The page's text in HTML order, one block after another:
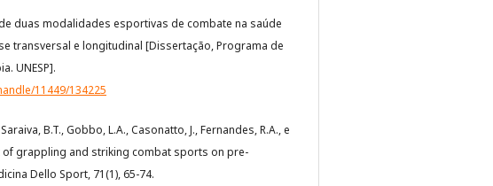
de duas modalidades esportivas de combate na saúde
transversal e longitudinal [Dissertação, Programa de
UNESP].
11449/134225
B.T., Gobbo, L.A., Casonatto, J., Fernandes, R.A., e
of grappling and striking combat sports on pre-
Dello Sport, 71(1), 65-74.